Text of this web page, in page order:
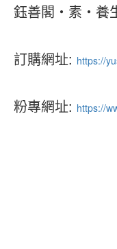
鈺善閣‧素‧養
訂購網址: https://
粉專網址: https://